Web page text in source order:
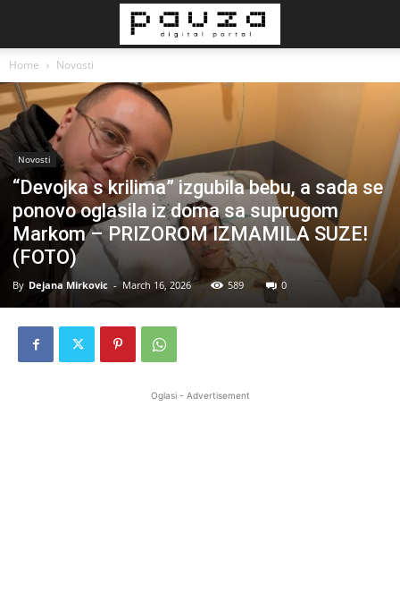
Home Novosti
Novosti
“Devojka s krilima” izgubila bebu, a sada se
ponovo oglasila iz doma sa suprugom
Markom – PRIZOROM IZMAMILA SUZE!
(FOTO)
By Dejana Mirkovic - March 16, 2026 589 0
Oglasi - Advertisement